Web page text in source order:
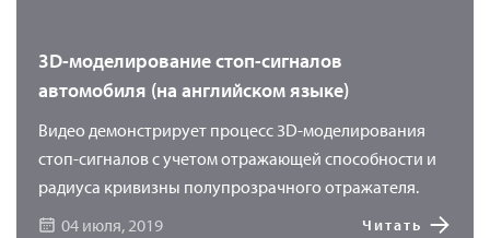
3D-моделирование стоп-сигналов
автомобиля (на английском языке)
Видео демонстрирует процесс 3D-моделирования
стоп-сигналов с учетом отражающей способности и
радиуса кривизны полупрозрачного отражателя.
04 июля, 2019
Читать